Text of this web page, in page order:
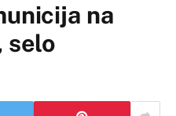
na
selo